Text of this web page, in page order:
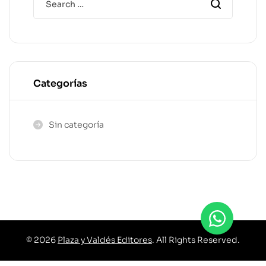
Categorías
Sin categoría
© 2026 Plaza y Valdés Editores. All Rights Reserved.